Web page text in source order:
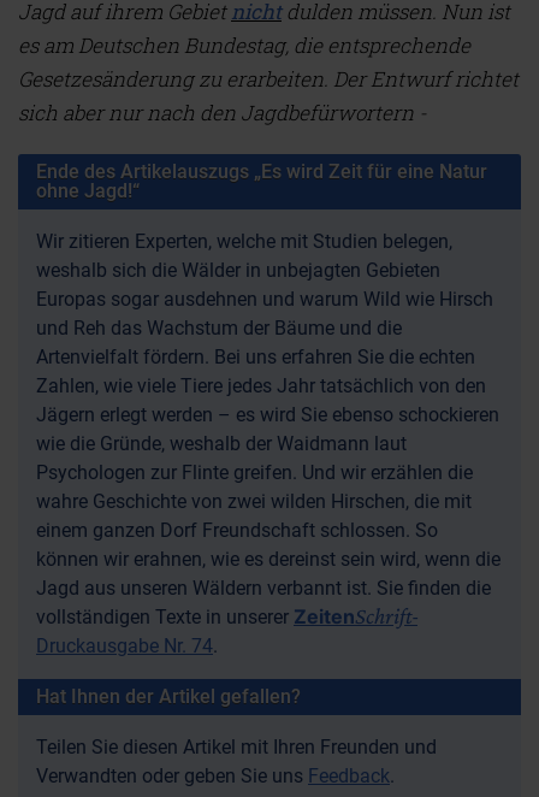
Jagd auf ihrem Gebiet nichtdulden müssen. Nun ist
es am Deutschen Bundestag, die entsprechende
Gesetzesänderung zu erarbeiten. Der Entwurf richtet
sich aber nur nach den Jagdbefürwortern -
Ende des Artikelauszugs „Es wird Zeit für eine Natur
ohne Jagd!“
Wir zitieren Experten, welche mit Studien belegen,
weshalb sich die Wälder in unbejagten Gebieten
Europas sogar ausdehnen und warum Wild wie Hirsch
und Reh das Wachstum der Bäume und die
Artenvielfalt fördern. Bei uns erfahren Sie die echten
Zahlen, wie viele Tiere jedes Jahr tatsächlich von den
Jägern erlegt werden – es wird Sie ebenso schockieren
wie die Gründe, weshalb der Waidmann laut
Psychologen zur Flinte greifen. Und wir erzählen die
wahre Geschichte von zwei wilden Hirschen, die mit
einem ganzen Dorf Freundschaft schlossen. So
können wir erahnen, wie es dereinst sein wird, wenn die
Jagd aus unseren Wäldern verbannt ist. Sie finden die
vollständigen Texte in unserer ZeitenSchrift-
Druckausgabe Nr. 74.
Hat Ihnen der Artikel gefallen?
Teilen Sie diesen Artikel mit Ihren Freunden und
Verwandten oder geben Sie uns Feedback.